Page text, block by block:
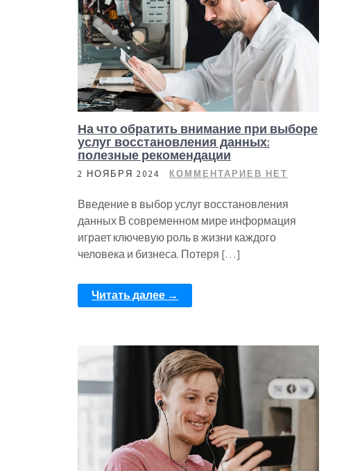
На что обратить внимание при выборе
услуг восстановления данных:
полезные рекомендации
2 НОЯБРЯ 2024 КОММЕНТАРИЕВ НЕТ
Введение в выбор услуг восстановления
данных В современном мире информация
играет ключевую роль в жизни каждого
человека и бизнеса. Потеря […]
Читать далее →